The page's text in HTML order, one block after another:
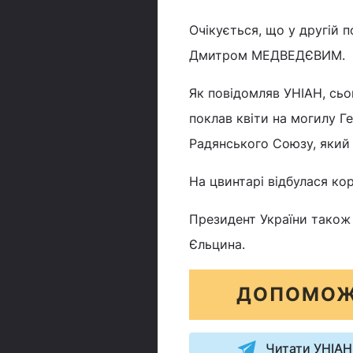
Очікується, що у другій
Дмитром МЕДВЕДЄВИМ.
Як повідомляв УНІАН,
поклав квіти на могилу
Радянського Союзу,
На цвинтарі відбулася
Президент України
Єльцина.
Читати